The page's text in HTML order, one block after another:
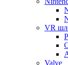
VR
Valve